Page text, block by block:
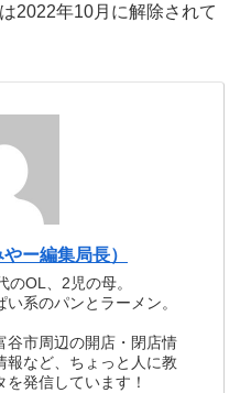
2022年10月に解除されて
ー編集局長）
OL、2児の母。
系のパンとラーメン。
谷市周辺の開店・閉店情
報など、ちょっと人に教
発信しています！